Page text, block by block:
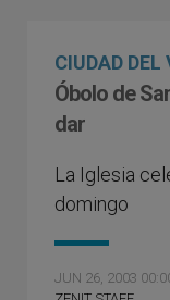
CIUDAD
Óbolo de
dar
La Iglesia
domingo
JUN 26, 2003